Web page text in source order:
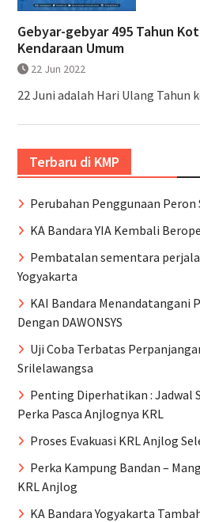
Gebyar-gebyar 495 Tahun
Kendaraan Umum
22 Jun 2022
22 Juni adalah Hari Ulang Tahun
Terbaru di KMP
Perubahan Penggunaan Peron
KA Bandara YIA Kembali
Pembatalan sementara
Yogyakarta
KAI Bandara Menandatangani
Dengan DAWONSYS
Uji Coba Terbatas
Srilelawangsa
Penting Diperhatikan : Jadwal
Perka Pasca Anjlognya KRL
Proses Evakuasi KRL Anjlog
Perka Kampung Bandan –
KRL Anjlog
KA Bandara Yogyakarta